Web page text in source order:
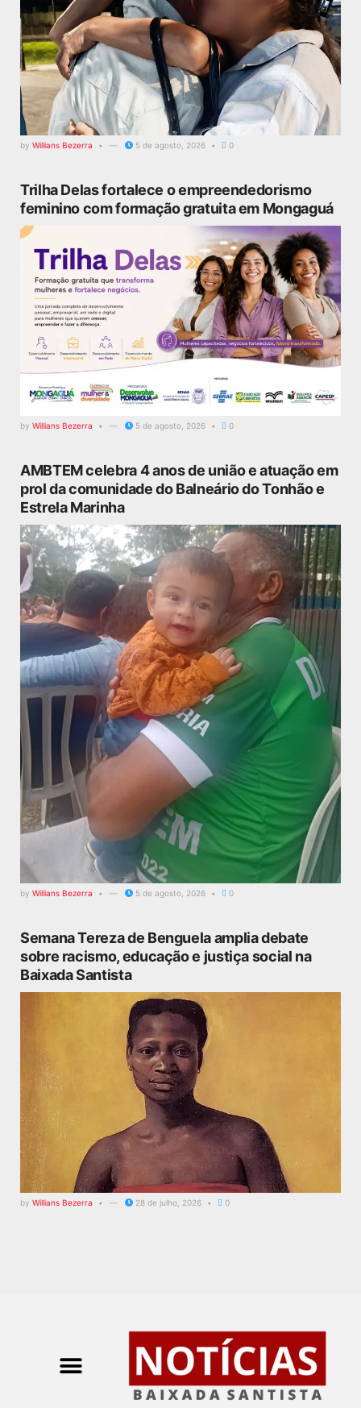
by Willians Bezerra 5 de agosto, 2026 0
Trilha Delas fortalece o empreendedorismo
feminino com formação gratuita em Mongaguá
by Willians Bezerra 5 de agosto, 2026 0
AMBTEM celebra 4 anos de união e atuação em
prol da comunidade do Balneário do Tonhão e
Estrela Marinha
by Willians Bezerra 5 de agosto, 2026 0
Semana Tereza de Benguela amplia debate
sobre racismo, educação e justiça social na
Baixada Santista
by Willians Bezerra 28 de julho, 2026 0